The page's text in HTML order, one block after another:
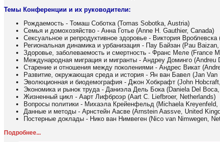
Темы Конференции и их руководители:
Рождаемость - Томаш Соботка (Tomas Sobotka, Austria)
Семья и домохозяйство - Анна Готье (Anne H. Gauthier, Canada)
Сексуальное и репродуктивное здоровье - Виктория
Региональная динамика и урбанизация - Пау Байзан (Pau
Здоровье, заболеваемость и смертность - Франс Меле (France
Международная миграция и мигранты - Андреу Доминго (Andreu
Старение и отношения между поколениями - Андрес Викат
Развитие, окружающая среда и история - Ян ван Бавел (Jan Van
Эволюционная и биодемография - Джон Хобкрафт (John
Экономика и рынок труда - Даниэла Дель Бока (Daniela Del
Жизненный цикл - Аарт Лифброэр (Aart C. Liefbroer, Netherlands)
Вопросы политики - Михаэла Крейенфельд (Michaela Kreyenfeld,
Данные и методы - Арнстейн Аасве (Arnstein Aassve, United
Постерные доклады - Нико ван Нимвеген (Nico van Nimwegen,
Подробнее...